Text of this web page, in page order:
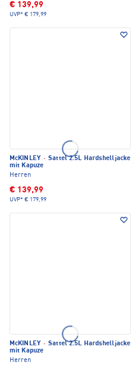
€ 139,99
UVP* € 179,99
McKINLEY · Sattel 2.5L Hardshelljacke
mit Kapuze
Herren
€ 139,99
UVP* € 179,99
McKINLEY · Sattel 2.5L Hardshelljacke
mit Kapuze
Herren